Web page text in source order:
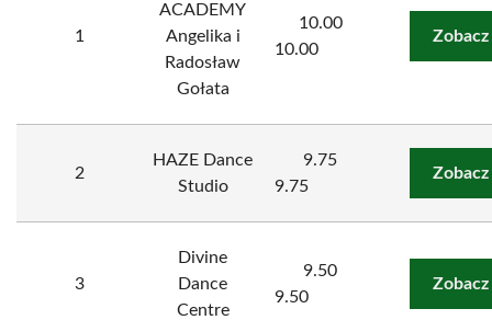
1
ACADEMY
Angelika i
Radosław
Gołata
10.00
10.00
2
HAZE Dance
Studio
9.75
9.75
3
Divine
Dance
Centre
9.50
9.50